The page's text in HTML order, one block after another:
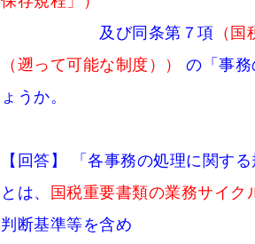
及び同条第７項 （
（遡って可能な制度））
の「事
ょうか。
【回答】 「各事務の処理に関する
とは、 国税重要書類の業務サイク
判断基準等を含め